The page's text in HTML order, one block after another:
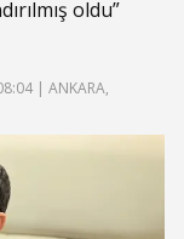
oldu”
| ANKARA,